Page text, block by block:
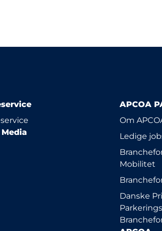
APCOA
Om
Ledige
Mobilitet
Danske